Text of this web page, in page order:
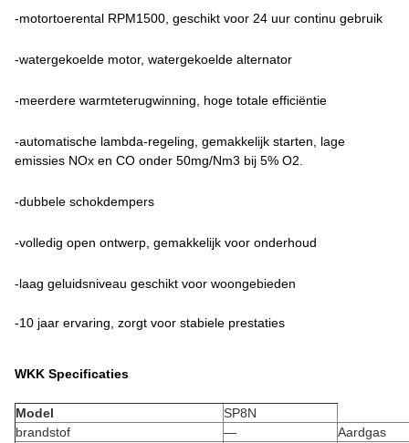
-motortoerental RPM1500, geschikt voor 24 uur continu gebruik
-watergekoelde motor, watergekoelde alternator
-meerdere warmteterugwinning, hoge totale efficiëntie
-automatische lambda-regeling, gemakkelijk starten, lage
emissies NOx en CO onder 50mg/Nm3 bij 5% O2.
-dubbele schokdempers
-volledig open ontwerp, gemakkelijk voor onderhoud
-laag geluidsniveau geschikt voor woongebieden
-10 jaar ervaring, zorgt voor stabiele prestaties
WKK Specificaties
Model
SP8N
brandstof
—
Aardgas